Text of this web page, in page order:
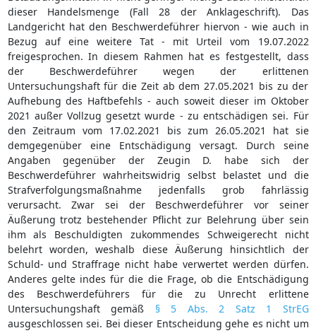
dieser Handelsmenge (Fall 28 der Anklageschrift). Das
Landgericht hat den Beschwerdeführer hiervon - wie auch in
Bezug auf eine weitere Tat - mit Urteil vom 19.07.2022
freigesprochen. In diesem Rahmen hat es festgestellt, dass
der Beschwerdeführer wegen der erlittenen
Untersuchungshaft für die Zeit ab dem 27.05.2021 bis zu der
Aufhebung des Haftbefehls - auch soweit dieser im Oktober
2021 außer Vollzug gesetzt wurde - zu entschädigen sei. Für
den Zeitraum vom 17.02.2021 bis zum 26.05.2021 hat sie
demgegenüber eine Entschädigung versagt. Durch seine
Angaben gegenüber der Zeugin D. habe sich der
Beschwerdeführer wahrheitswidrig selbst belastet und die
Strafverfolgungsmaßnahme jedenfalls grob fahrlässig
verursacht. Zwar sei der Beschwerdeführer vor seiner
Äußerung trotz bestehender Pflicht zur Belehrung über sein
ihm als Beschuldigten zukommendes Schweigerecht nicht
belehrt worden, weshalb diese Äußerung hinsichtlich der
Schuld- und Straffrage nicht habe verwertet werden dürfen.
Anderes gelte indes für die die Frage, ob die Entschädigung
des Beschwerdeführers für die zu Unrecht erlittene
Untersuchungshaft gemäß § 5 Abs. 2 Satz 1 StrEG
ausgeschlossen sei. Bei dieser Entscheidung gehe es nicht um